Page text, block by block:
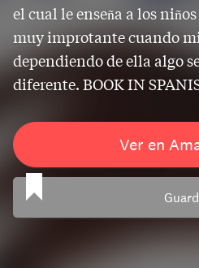
el cual le enseña a los
muy improtante cuando
dependiendo de ella algo
diferente. BOOK IN
Ver en